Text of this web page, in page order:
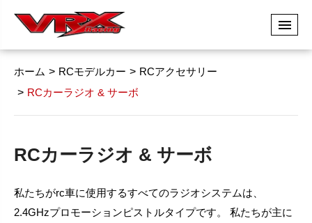
ホーム RCモデルカー
RCアクセサリー
RCカーラジオ & サーボ
RCカーラジオ & サーボ
私たちがrc車に使用するすべてのラジオシステムは、
2.4GHzプロモーションピストルタイプです。 私たちが主に